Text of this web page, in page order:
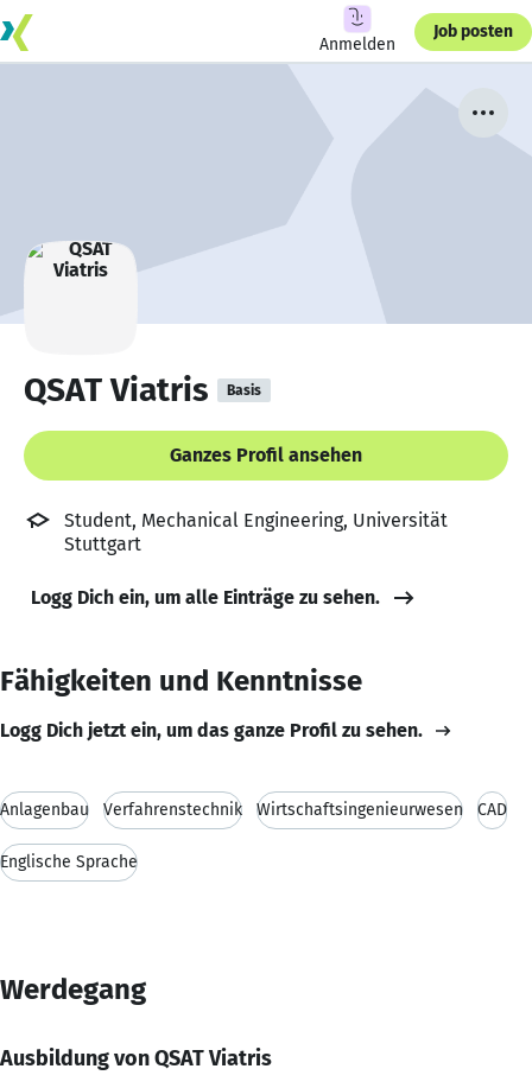
Anmelden
Job posten
QSAT Viatris Basis
Ganzes Profil ansehen
Student, Mechanical Engineering, Universität
Stuttgart
Logg Dich ein, um alle Einträge zu sehen.
Fähigkeiten und Kenntnisse
Logg Dich jetzt ein, um das ganze Profil zu sehen.
Anlagenbau Verfahrenstechnik Wirtschaftsingenieurwesen CAD
Englische Sprache
Werdegang
Ausbildung von QSAT Viatris